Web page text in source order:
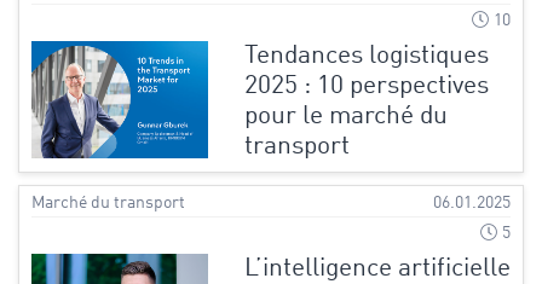
10
Tendances logistiques
2025 : 10 perspectives
pour le marché du
transport
Marché du transport
06.01.2025
5
L’intelligence artificielle